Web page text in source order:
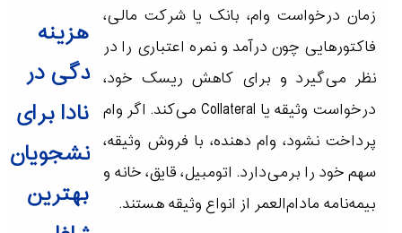
هزینه
زندگی در
کانادا برای
دانشجویان
بهترین
زمان درخواست وام، بانک یا شرکت مالی،
فاکتورهایی چون درآمد و نمره اعتباری را در
نظر می‌گیرد و برای کاهش ریسک خود،
درخواست وثیقه‌ یا Collateral می‌کند. اگر وام
پرداخت نشود، وام دهنده، با فروش وثیقه،
سهم خود را برمی‌دارد. اتومبیل، قایق، خانه و
بیمه‌نامه مادام‌العمر از انواع وثیقه هستند.